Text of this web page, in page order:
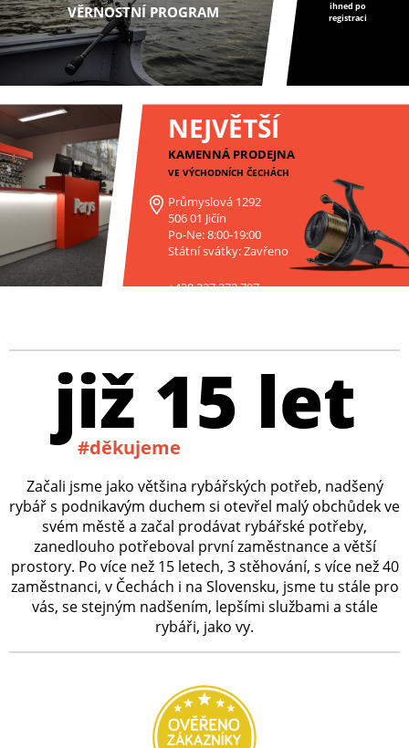
VĚRNOSTNÍ PROGRAM
ihned po
registraci
NEJVĚTŠÍ
KAMENNÁ PRODEJNA
VE VÝCHODNÍCH ČECHÁCH
Průmyslová 1292
506 01 Jičín
Po-Ne: 8:00-19:00
Státní svátky: Zavřeno
+420 227 272 797
již 15 let
#děkujeme
Začali jsme jako většina rybářských potřeb, nadšený
rybář s podnikavým duchem si otevřel malý obchůdek ve
svém městě a začal prodávat rybářské potřeby,
zanedlouho potřeboval první zaměstnance a větší
prostory. Po více než 15 letech, 3 stěhování, s více než 40
zaměstnanci, v Čechách i na Slovensku, jsme tu stále pro
vás, se stejným nadšením, lepšími službami a stále
rybáři, jako vy.